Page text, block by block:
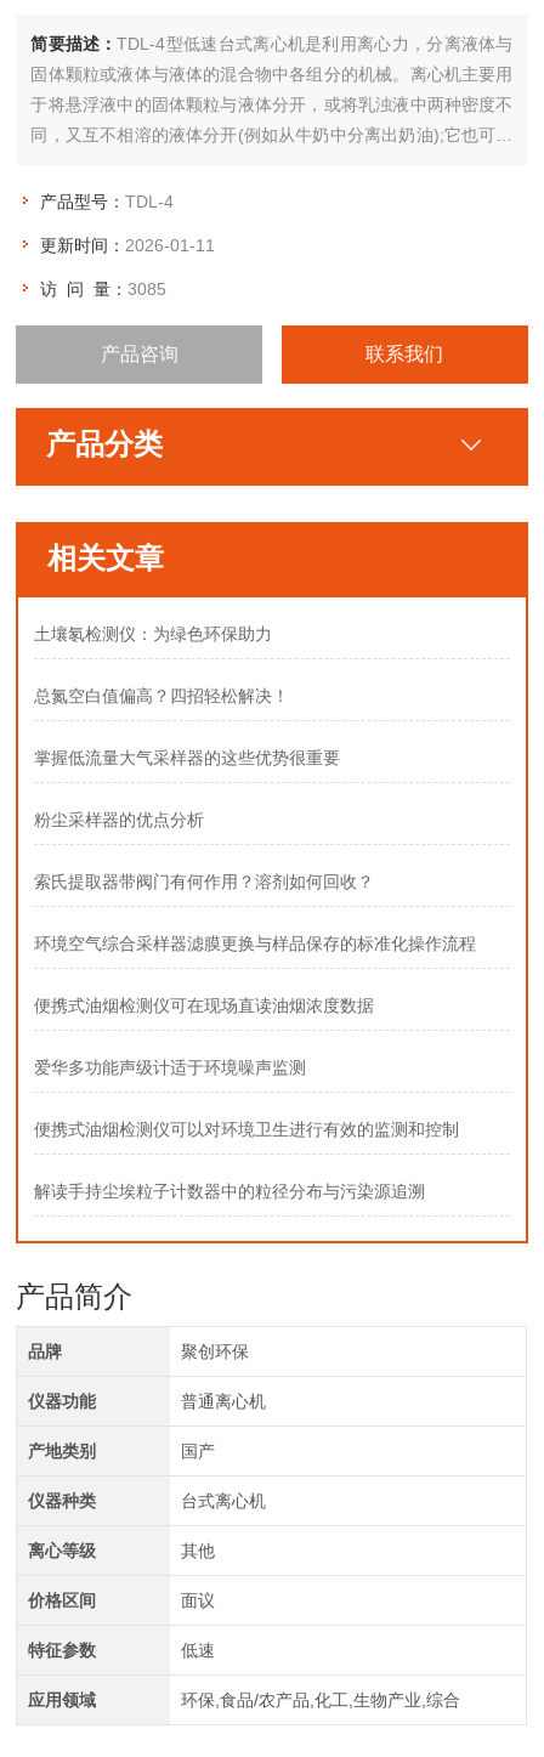
简要描述：TDL-4型低速台式离心机是利用离心力，分离液体与
固体颗粒或液体与液体的混合物中各组分的机械。离心机主要用
于将悬浮液中的固体颗粒与液体分开，或将乳浊液中两种密度不
同，又互不相溶的液体分开(例如从牛奶中分离出奶油);它也可用
式分离机还可分离不同密度的气体混合物;利用不同密度或粒度的
产品型号：TDL-4
更新时间： 2026-01-11
访 问 量：3085
产品咨询 联系我们
产品分类
相关文章
土壤氡检测仪：为绿色环保助力
总氮空白值偏高？四招轻松解决！
掌握低流量大气采样器的这些优势很重要
粉尘采样器的优点分析
索氏提取器带阀门有何作用？溶剂如何回收？
环境空气综合采样器滤膜更换与样品保存的标准化操作流程
便携式油烟检测仪可在现场直读油烟浓度数据
爱华多功能声级计适于环境噪声监测
便携式油烟检测仪可以对环境卫生进行有效的监测和控制
解读手持尘埃粒子计数器中的粒径分布与污染源追溯
产品简介
品牌 聚创环保
仪器功能 普通离心机
产地类别 国产
仪器种类 台式离心机
离心等级 其他
价格区间 面议
特征参数 低速
应用领域 环保,食品/农产品,化工,生物产业,综合